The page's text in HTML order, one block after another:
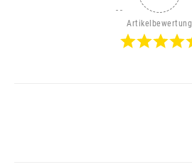
Artikelbewertung